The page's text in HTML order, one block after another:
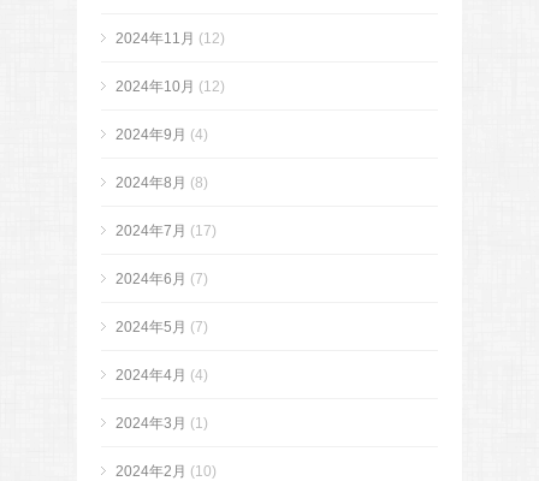
2024年11月 (12)
2024年10月 (12)
2024年9月 (4)
2024年8月 (8)
2024年7月 (17)
2024年6月 (7)
2024年5月 (7)
2024年4月 (4)
2024年3月 (1)
2024年2月 (10)